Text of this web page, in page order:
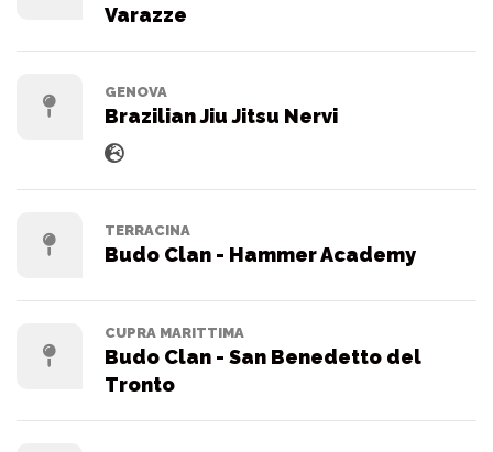
Varazze
GENOVA
Brazilian Jiu Jitsu Nervi
TERRACINA
Budo Clan - Hammer Academy
CUPRA MARITTIMA
Budo Clan - San Benedetto del
Tronto